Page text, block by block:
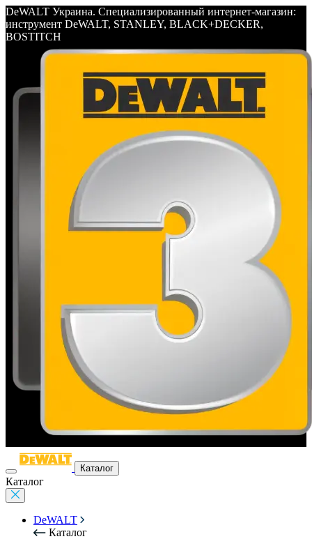
DeWALT Украина. Специализированный интернет-магазин:
инструмент DeWALT, STANLEY, BLACK+DECKER,
BOSTITCH
Каталог
Каталог
DeWALT
Каталог